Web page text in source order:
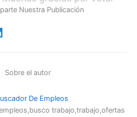
Nuestra Publicación
Sobre el autor
De Empleos
trabajo,trabajo,ofertas